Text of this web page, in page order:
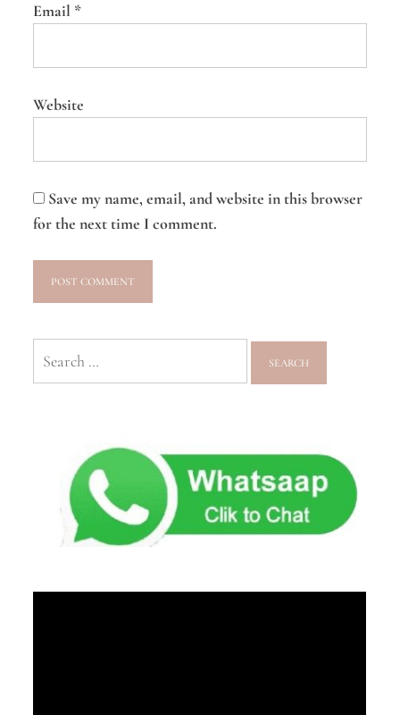
Email *
Website
Save my name, email, and website in this browser
for the next time I comment.